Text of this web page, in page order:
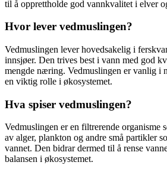
til å opprettholde god vannkvalitet i elver
Hvor lever vedmuslingen?
Vedmuslingen lever hovedsakelig i
innsjøer. Den trives best i vann med god
mengde næring. Vedmuslingen er vanlig i
en viktig rolle i økosystemet.
Hva spiser vedmuslingen?
Vedmuslingen er en filtrerende organisme
av alger, plankton og andre små partikler
vannet. Den bidrar dermed til å rense
balansen i økosystemet.